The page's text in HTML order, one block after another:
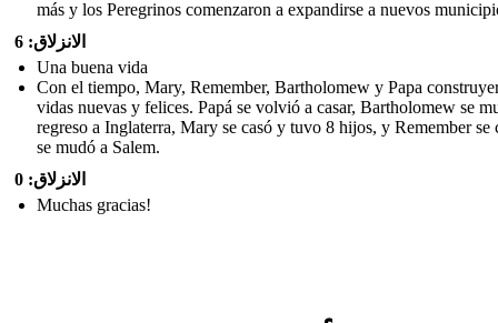
más y los Peregrinos comenzaron a expandirse a nuevos
الانزلاق: 6
Una buena vida
Con el tiempo, Mary, Remember, Bartholomew y Papa
vidas nuevas y felices. Papá se volvió a casar, Bartholomew se
regreso a Inglaterra, Mary se casó y tuvo 8 hijos, y Remember se
se mudó a Salem.
الانزلاق: 0
Muchas gracias!